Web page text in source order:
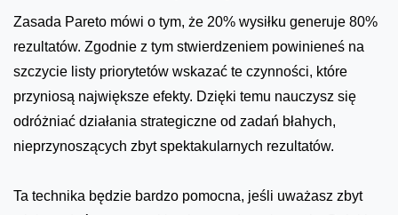
Zasada Pareto mówi o tym, że 20% wysiłku generuje 80%
rezultatów. Zgodnie z tym stwierdzeniem powinieneś na
szczycie listy priorytetów wskazać te czynności, które
przyniosą największe efekty. Dzięki temu nauczysz się
odróżniać działania strategiczne od zadań błahych,
nieprzynoszących zbyt spektakularnych rezultatów.
Ta technika będzie bardzo pomocna, jeśli uważasz zbyt